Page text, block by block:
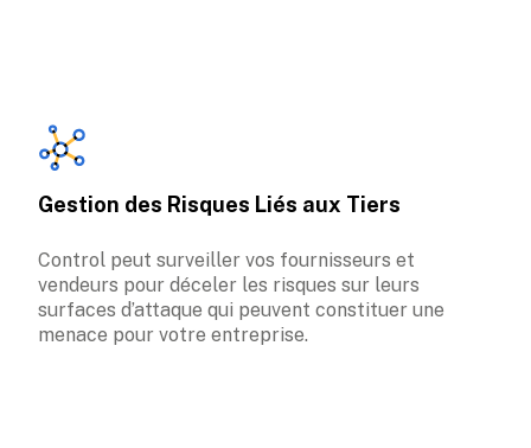
Gestion des Risques Liés aux Tiers
Control peut surveiller vos fournisseurs et
vendeurs pour déceler les risques sur leurs
surfaces d’attaque qui peuvent constituer une
menace pour votre entreprise.